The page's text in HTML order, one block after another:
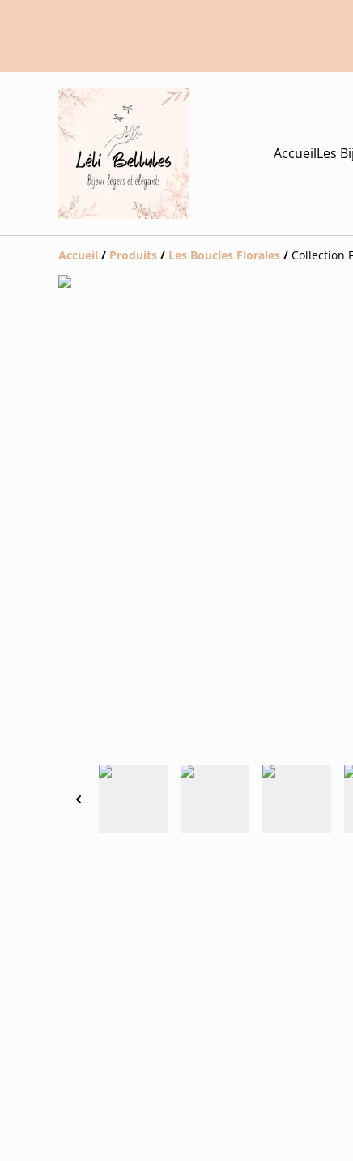
AccueilLes
Accueil / Produits / Les Boucles Florales / Collection